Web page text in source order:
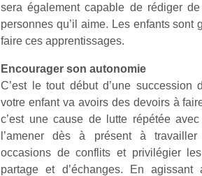
sera également capable de rédiger
personnes qu’il aime. Les enfants sont
faire ces apprentissages.
Encourager son autonomie
C’est le tout début d’une succession
votre enfant va avoirs des devoirs à
c’est une cause de lutte répétée
l’amener dès à présent à
occasions de conflits et privilégier
partage et d’échanges. En
à